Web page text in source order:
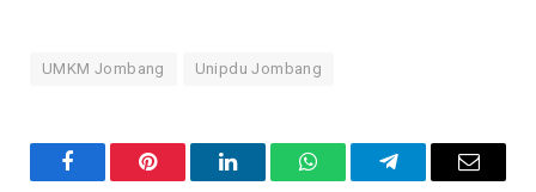
UMKM Jombang Unipdu Jombang
FacebookPinterest LinkedInWhatsAppTelegramEmail